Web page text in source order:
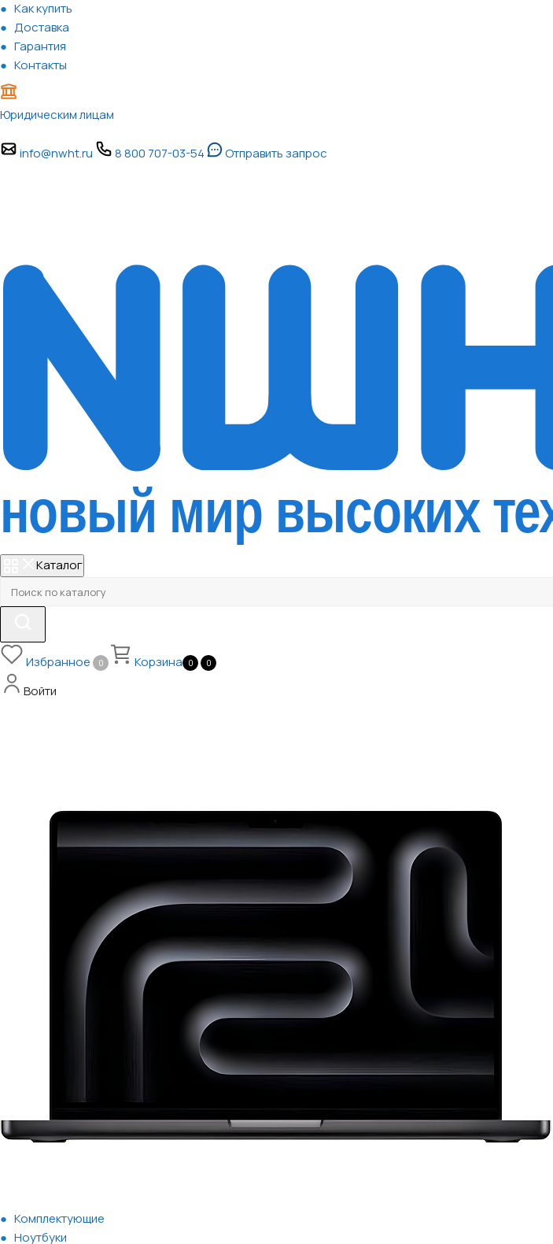
Как купить
Доставка
Гарантия
Контакты
Юридическим лицам
info@nwht.ru 8 800 707-03-54 Отправить запрос
Каталог
Избранное 0 Корзина 0 0
Войти
Комплектующие
Ноутбуки